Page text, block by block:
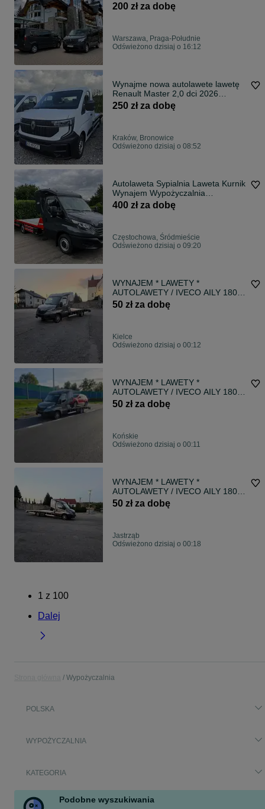
200 zł za dobę
Warszawa, Praga-Południe
Odświeżono dzisiaj o 16:12
Wynajme nowa autolawete lawetę
Renault Master 2,0 dci 2026
Kraków
250 zł za dobę
Kraków, Bronowice
Odświeżono dzisiaj o 08:52
Autolaweta Sypialnia Laweta Kurnik
Wynajem Wypożyczalnia
Częstochowa
400 zł za dobę
Częstochowa, Śródmieście
Odświeżono dzisiaj o 09:20
WYNAJEM * LAWETY *
AUTOLAWETY / IVECO AILY 180
KM 2025r ** Sypialka * Kat.B / Bez
Limitu Kilometrów !! Okazja !!!
50 zł za dobę
Kielce
Odświeżono dzisiaj o 00:12
WYNAJEM * LAWETY *
AUTOLAWETY / IVECO AILY 180
KM 2025r ** Sypialka * Kat.B / Bez
Limitu Kilometrów !! Okazja !!!
50 zł za dobę
Końskie
Odświeżono dzisiaj o 00:11
WYNAJEM * LAWETY *
AUTOLAWETY / IVECO AILY 180
KM 2025r ** Sypialka * Kat.B / Bez
Limitu Kilometrów !! Okazja !!!
50 zł za dobę
Jastrząb
Odświeżono dzisiaj o 00:18
1 z 100
Dalej
Wypożyczalnia
POLSKA
WYPOŻYCZALNIA
KATEGORIA
Podobne wyszukiwania